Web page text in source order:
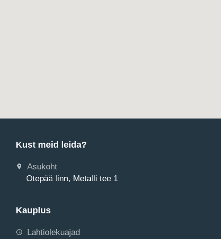
Kust meid leida?
Asukoht
Otepää linn, Metalli tee 1
Kauplus
Lahtiolekuajad